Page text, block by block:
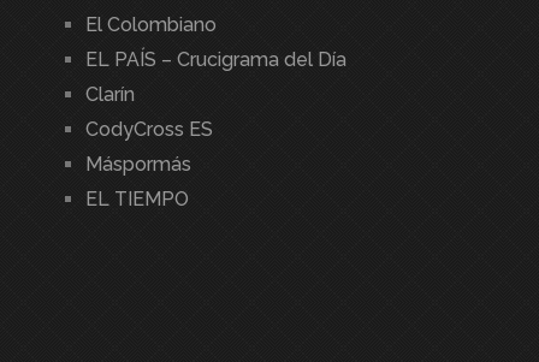
El Colombiano
EL PAÍS – Crucigrama del Día
Clarín
CodyCross ES
Máspormás
EL TIEMPO